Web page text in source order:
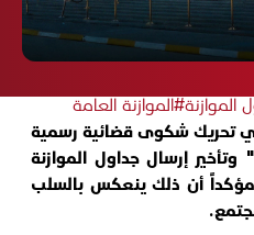
الموازنة#الموازنة العامة
تحريك شكوى قضائية رسمية
إرسال جداول الموازنة
للدولة لعام 2025، مؤكداً أن ذلك ينعكس بالسلب